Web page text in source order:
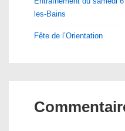
les-Bains
Fête de l’Orientation